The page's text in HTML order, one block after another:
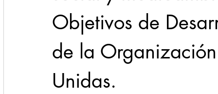
Objetivos de
de la
Unidas.